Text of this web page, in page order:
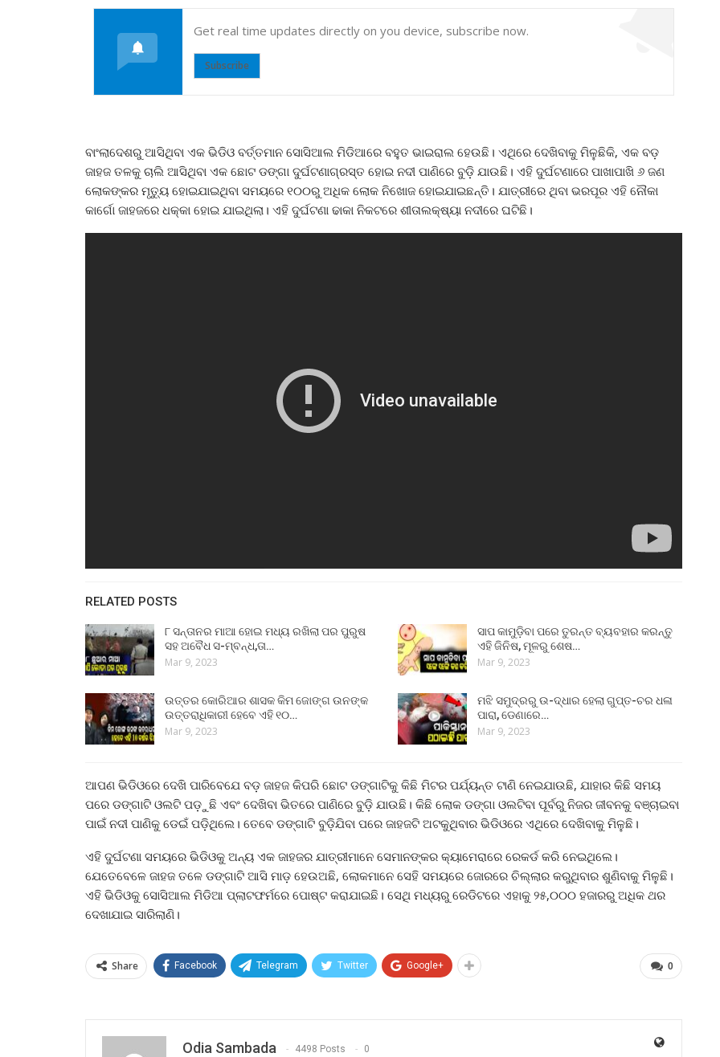
Get real time updates directly on you device, subscribe now.
Subscribe
ବାଂଲାଦେଶରୁ ଆସିଥିବା ଏକ ଭିଡିଓ ବର୍ତ୍ତମାନ ସୋସିଆଲ ମିଡିଆରେ ବହୁତ ଭାଇରାଲ ହେଉଛି। ଏଥିରେ ଦେଖିବାକୁ ମିଳୁଛିକି, ଏକ ବଡ଼
ଜାହଜ ତଳକୁ ଚାଲି ଆସିଥିବା ଏକ ଛୋଟ ଡଙ୍ଗା ଦୁର୍ଘଟଣାଗ୍ରସ୍ତ ହୋଇ ନଦୀ ପାଣିରେ ବୁଡ଼ି ଯାଉଛି। ଏହି ଦୁର୍ଘଟଣାରେ ପାଖାପାଖି ୬ ଜଣ
ଲୋକଙ୍କର ମୃତ୍ୟୁ ହୋଇଯାଇଥିବା ସମୟରେ ୧୦୦ରୁ ଅଧିକ ଲୋକ ନିଖୋଜ ହୋଇଯାଇଛନ୍ତି। ଯାତ୍ରୀରେ ଥିବା ଭରପୂର ଏହି ନୌକା
କାର୍ଗୋ ଜାହଜରେ ଧକ୍କା ହୋଇ ଯାଇଥିଲା। ଏହି ଦୁର୍ଘଟଣା ଢାକା ନିକଟରେ ଶୀତାଲକ୍ଷ୍ୟା ନଦୀରେ ଘଟିଛି।
RELATED POSTS
୮ ସନ୍ତାନର ମାଆ ହୋଇ ମଧ୍ୟ ରଖିଲା ପର ପୁରୁଷ
ସହ ଅବୈଧ ସ-ମ୍ବନ୍ଧ,ତା…
Mar 9, 2023
ସାପ କାମୁଡ଼ିବା ପରେ ତୁରନ୍ତ ବ୍ୟବହାର କରନ୍ତୁ
ଏହି ଜିନିଷ, ମୂଳରୁ ଶେଷ…
Mar 9, 2023
ଉତ୍ତର କୋରିଆର ଶାସକ କିମ ଜୋଙ୍ଗ ଉନଙ୍କ
ଉତ୍ତରାଧିକାରୀ ହେବେ ଏହି ୧୦…
Mar 9, 2023
ମଝି ସମୁଦ୍ରରୁ ଉ-ଦ୍ଧାର ହେଲା ଗୁପ୍ତ-ଚର ଧଳା
ପାରା, ଡେଣାରେ…
Mar 9, 2023
ଆପଣ ଭିଡିଓରେ ଦେଖି ପାରିବେଯେ ବଡ଼ ଜାହଜ କିପରି ଛୋଟ ଡଙ୍ଗାଟିକୁ କିଛି ମିଟର ପର୍ଯ୍ୟନ୍ତ ଟାଣି ନେଇଯାଉଛି, ଯାହାର କିଛି ସମୟ
ପରେ ଡଙ୍ଗାଟି ଓଲଟି ପଡ଼ୁଛି ଏବଂ ଦେଖିବା ଭିତରେ ପାଣିରେ ବୁଡ଼ି ଯାଉଛି। କିଛି ଲୋକ ଡଙ୍ଗା ଓଲଟିବା ପୂର୍ବରୁ ନିଜର ଜୀବନକୁ ବଞ୍ଚାଇବା
ପାଇଁ ନଦୀ ପାଣିକୁ ଡେଇଁ ପଡ଼ିଥିଲେ। ତେବେ ଡଙ୍ଗାଟି ବୁଡ଼ିଯିବା ପରେ ଜାହଜଟି ଅଟକୁଥିବାର ଭିଡିଓରେ ଏଥିରେ ଦେଖିବାକୁ ମିଳୁଛି।
ଏହି ଦୁର୍ଘଟଣା ସମୟରେ ଭିଡିଓକୁ ଅନ୍ୟ ଏକ ଜାହଜର ଯାତ୍ରୀମାନେ ସେମାନଙ୍କର କ୍ୟାମେରାରେ ରେକର୍ଡ କରି ନେଇଥିଲେ।
ଯେତେବେଳେ ଜାହଜ ତଳେ ଡଙ୍ଗାଟି ଆସି ମାଡ଼ ହେଉଅଛି, ଲୋକମାନେ ସେହି ସମୟରେ ଜୋରରେ ଚିଲ୍ଲାର କରୁଥିବାର ଶୁଣିବାକୁ ମିଳୁଛି।
ଏହି ଭିଡିଓକୁ ସୋସିଆଲ ମିଡିଆ ପ୍ଲାଟଫର୍ମରେ ପୋଷ୍ଟ କରାଯାଇଛି। ସେଥି ମଧ୍ୟରୁ ରେଡିଟରେ ଏହାକୁ ୨୫,୦୦୦ ହଜାରରୁ ଅଧିକ ଥର
ଦେଖାଯାଇ ସାରିଲାଣି।
0
Share Facebook Telegram Twitter Google+
Odia Sambada 4498 Posts 0